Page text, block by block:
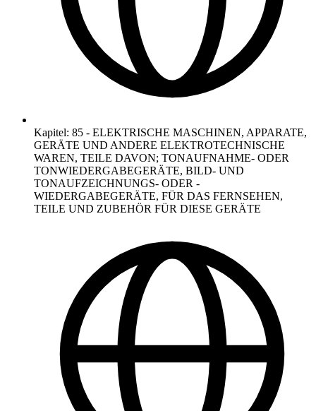
Kapitel: 85 - ELEKTRISCHE MASCHINEN, APPARATE,
GERÄTE UND ANDERE ELEKTROTECHNISCHE
WAREN, TEILE DAVON; TONAUFNAHME- ODER
TONWIEDERGABEGERÄTE, BILD- UND
TONAUFZEICHNUNGS- ODER -
WIEDERGABEGERÄTE, FÜR DAS FERNSEHEN,
TEILE UND ZUBEHÖR FÜR DIESE GERÄTE